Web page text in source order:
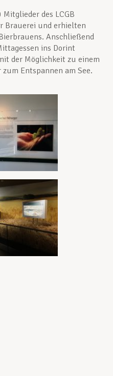
des LCGB
Brauerei und erhielten
Anschließend
ins Dorint
der Möglichkeit zu einem
Entspannen am See.